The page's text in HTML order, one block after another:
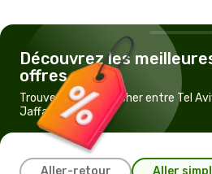
Découvrez les
offres
Trouvez un vol pas cher entre Tel
Jaffa et New York
Aller-retour Aller